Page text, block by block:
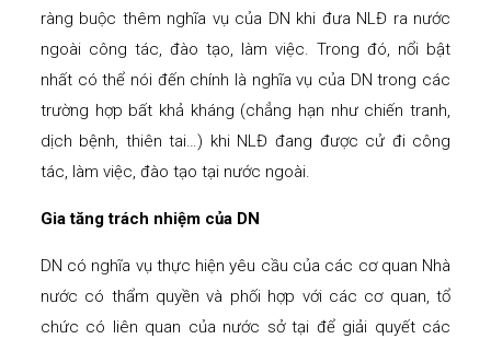
ràng buộc thêm nghĩa vụ của DN khi đưa NLĐ ra nước
ngoài công tác, đào tạo, làm việc. Trong đó, nổi bật
nhất có thể nói đến chính là nghĩa vụ của DN trong các
trường hợp bất khả kháng (chẳng hạn như chiến tranh,
dịch bệnh, thiên tai…) khi NLĐ đang được cử đi công
tác, làm việc, đào tạo tại nước ngoài.
Gia tăng trách nhiệm của DN
DN có nghĩa vụ thực hiện yêu cầu của các cơ quan Nhà
nước có thẩm quyền và phối hợp với các cơ quan, tổ
chức có liên quan của nước sở tại để giải quyết các